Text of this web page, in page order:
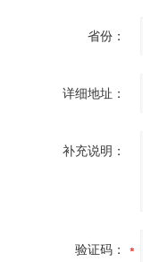
省份：
详细地址：
补充说明：
验证码：